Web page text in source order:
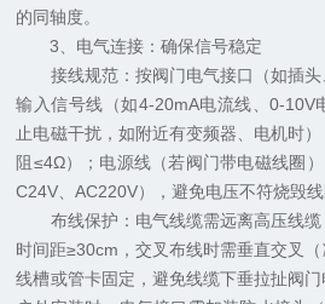
的同轴度。
3、电气连接：确保信号稳定
接线规范：按阀门电气接口（如插头
输入信号线（如4-20mA电流线、0-10V
止电磁干扰，如附近有变频器、电机时
阻≤4Ω）；电源线（若阀门带电磁线圈
C24V、AC220V），避免电压不符烧毁线
布线保护：电气线缆需远离高压线缆
时间距≥30cm，交叉布线时需垂直交叉
线槽或管卡固定，避免线缆下垂拉扯阀